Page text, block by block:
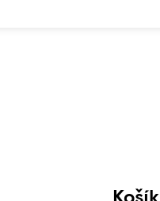
Košík